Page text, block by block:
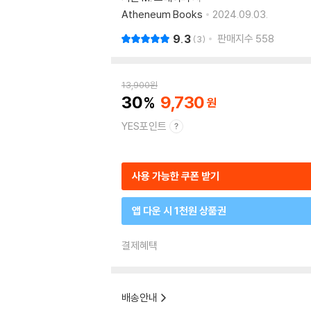
Atheneum Books
2024.09.03.
9.3 3 판매지수 558
13,900원
30 9,730
YES포인트
사용 가능한 쿠폰 받기
앱 다운 시 1천원 상품권
결제혜택
배송안내